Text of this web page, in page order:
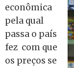
econômica
pela qual
passa o país
fez com que
os preços se